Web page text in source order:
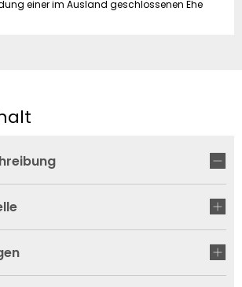
einer im Ausland geschlossenen Ehe